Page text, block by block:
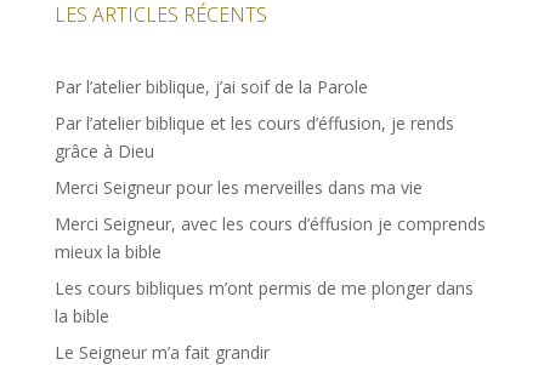
LES ARTICLES RÉCENTS
Par l’atelier biblique, j’ai soif de la Parole
Par l’atelier biblique et les cours d’éffusion, je rends
grâce à Dieu
Merci Seigneur pour les merveilles dans ma vie
Merci Seigneur, avec les cours d’éffusion je comprends
mieux la bible
Les cours bibliques m’ont permis de me plonger dans
la bible
Le Seigneur m’a fait grandir